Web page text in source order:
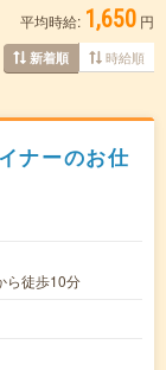
平均時給: 1,650 円
新着順 時給順
ナーのお仕
ら徒歩10分